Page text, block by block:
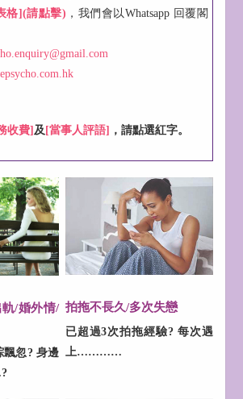
格](請點擊) ，我們會以Whatsapp 回覆閣
收費]及 [當事人評語] ，請點選紅字。
/婚外情/
飄忽? 身邊
拍拖不長久/多次失戀
已超過3次拍拖經驗? 每次遇
上…………